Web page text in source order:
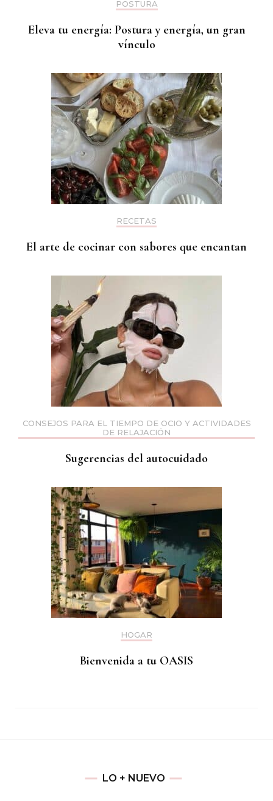
POSTURA
Eleva tu energía: Postura y energía, un gran
vínculo
RECETAS
El arte de cocinar con sabores que encantan
CONSEJOS PARA EL TIEMPO DE OCIO Y ACTIVIDADES
DE RELAJACIÓN
Sugerencias del autocuidado
HOGAR
Bienvenida a tu OASIS
LO + NUEVO